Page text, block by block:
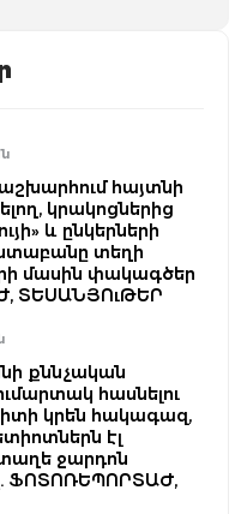
հայտնի
կրակոցներից
և ընկերների
տեղի
մասին փակագծեր
ՏԵՍԱՆՅՈւԹԵՐ
քննչական
հասնելու
կրեն հակագազ,
էլ
ջարդոն
ՖՈՏՈՌԵՊՈՐՏԱԺ,